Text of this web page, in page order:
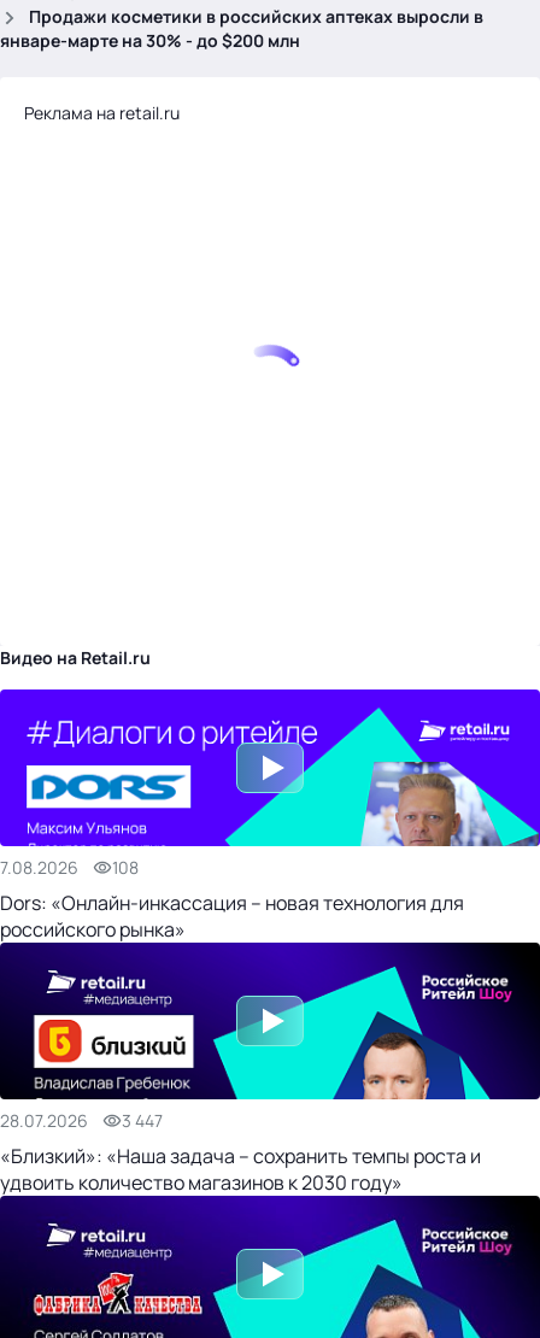
Продажи косметики в российских аптеках выросли в
январе-марте на 30% - до $200 млн
Реклама на retail.ru
Видео на Retail.ru
7.08.2026 108
Dors: «Онлайн-инкассация – новая технология для
российского рынка»
28.07.2026 3 447
«Близкий»: «Наша задача – сохранить темпы роста и
удвоить количество магазинов к 2030 году»